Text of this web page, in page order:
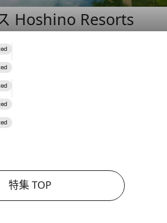
Hoshino Resorts
特集 TOP